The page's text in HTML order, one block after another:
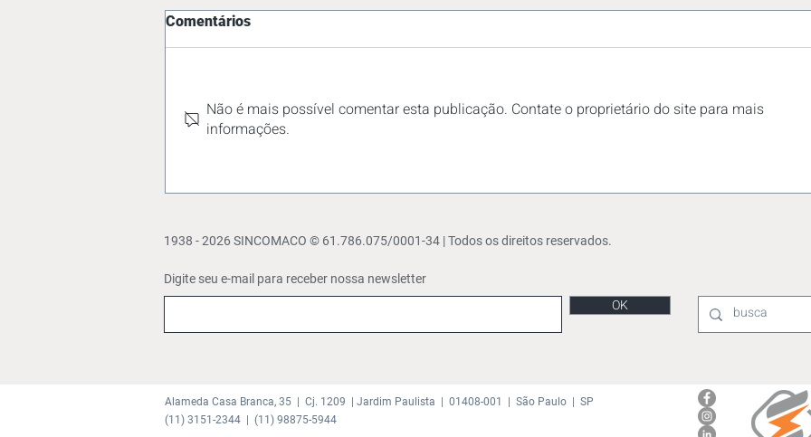
devem observar novas regras
PERDEU SUA RAZÃO DE
Comentários
Não é mais possível comentar esta publicação. Contate o proprietário do site para mais
informações.
1938 - 2026 SINCOMACO © 61.786.075/0001-34 | Todos os direitos reservados.
Digite seu e-mail para receber nossa newsletter
OK
Alameda Casa Branca, 35 | Cj. 1209 | Jardim Paulista | 01408-001 | São Paulo | SP
(11) 3151-2344 | (11) 98875-5944